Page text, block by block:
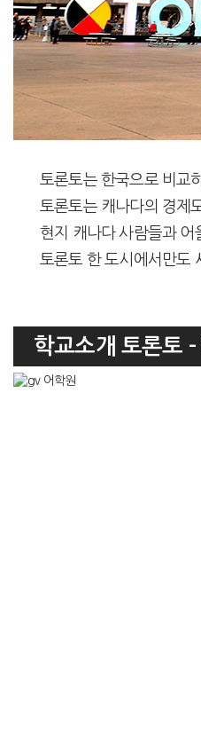
토론토는 한국으로 비교
토론토는 캐나다의 경제
현지 캐나다 사람들과
토론토 한 도시에서만도
학교소개 토론토